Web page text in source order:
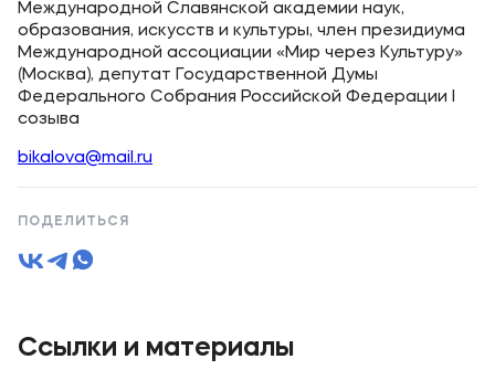
Международной Славянской академии наук,
образования, искусств и культуры, член президиума
Международной ассоциации «Мир через Культуру»
(Москва), депутат Государственной Думы
Федерального Собрания Российской Федерации I
созыва
bikalova@mail.ru
ПОДЕЛИТЬСЯ
Ссылки и материалы